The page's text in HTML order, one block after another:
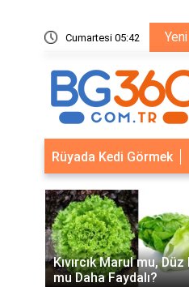
Cumartesi 05:42 Yeni
Çelik Gövde Çözümleri
Rüyada Kedi Görmek
Kıvırcık Marul mu,
mu Daha Faydalı?
‹